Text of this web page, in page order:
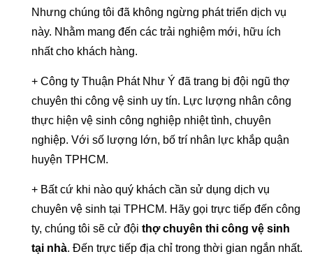
Nhưng chúng tôi đã không ngừng phát triển dịch vụ
này. Nhằm mang đến các trải nghiệm mới, hữu ích
nhất cho khách hàng.
+ Công ty Thuận Phát Như Ý đã trang bị đội ngũ thợ
chuyên thi công vệ sinh uy tín. Lực lượng nhân công
thực hiện vệ sinh công nghiệp nhiệt tình, chuyên
nghiệp. Với số lượng lớn, bố trí nhân lực khắp quận
huyện TPHCM.
+ Bất cứ khi nào quý khách cần sử dụng dịch vụ
chuyên vệ sinh tại TPHCM. Hãy gọi trực tiếp đến công
ty, chúng tôi sẽ cử đội thợ chuyên thi công vệ sinh
tại nhà. Đến trực tiếp địa chỉ trong thời gian ngắn nhất.